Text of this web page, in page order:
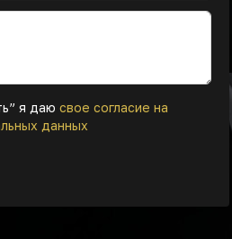
я даю свое согласие на
данных